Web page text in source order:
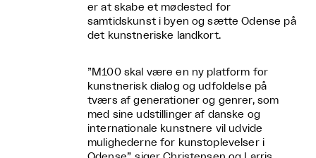
er at skabe et mødested for
samtidskunst i byen og sætte Odense på
det kunstneriske landkort.
”M100 skal være en ny platform for
kunstnerisk dialog og udfoldelse på
tværs af generationer og genrer, som
med sine udstillinger af danske og
internationale kunstnere vil udvide
mulighederne for kunstoplevelser i